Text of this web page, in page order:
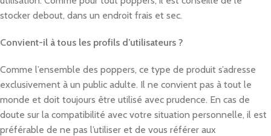
stocker debout, dans un endroit frais et sec.
Convient-il à tous les profils d’utilisateurs ?
Comme l’ensemble des poppers, ce type de produit s’adresse
exclusivement à un public adulte. Il ne convient pas à tout le
monde et doit toujours être utilisé avec prudence. En cas de
doute sur la compatibilité avec votre situation personnelle, il est
préférable de ne pas l’utiliser et de vous référer aux